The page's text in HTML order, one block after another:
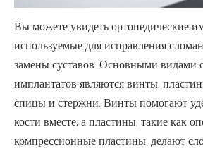
Вы можете увидеть ортопедические
используемые для исправления
замены суставов. Основными видами
имплантатов являются винты,
спицы и стержни. Винты помогают
кости вместе, а пластины, такие как
компрессионные пластины, делают